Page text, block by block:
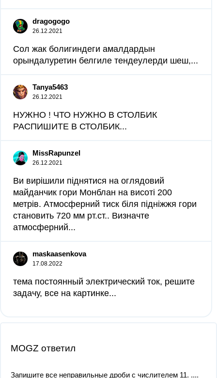
dragogogo
26.12.2021
Сол жак болигиндеги амалдардын
орындалуретин белгиле тендеулерди шеш,...
Tanya5463
26.12.2021
НУЖНО ! ЧТО НУЖНО В СТОЛБИК
РАСПИШИТЕ В СТОЛБИК...
MissRapunzel
26.12.2021
Ви вирішили піднятися на оглядовий
майданчик гори Монблан на висоті 200
метрів. Атмосферний тиск біля підніжжя гори
становить 720 мм рт.ст.. Визначте
атмосферний...
maskaasenkova
17.08.2022
тема постоянный электрический ток, решите
задачу, все на картинке​...
MOGZ ответил
Запишите все неправильные дроби с числителем 11. ....